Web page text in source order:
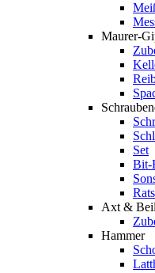
Maurer-
Set
Bit-
Axt & Beil
Hammer